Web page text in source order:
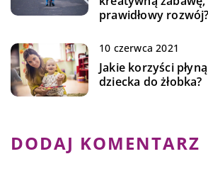
prawidłowy rozwój?
10 czerwca 2021
Jakie korzyści
dziecka do żłobka?
DODAJ KOMENTARZ